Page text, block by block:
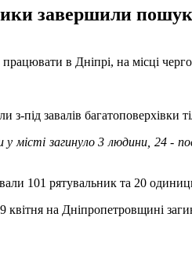
завершили
в Дніпрі, на місці
під завалів багатоповерхівки
у місті загинуло 3 людини,
101 рятувальник та 20
квітня на Дніпропетровщині